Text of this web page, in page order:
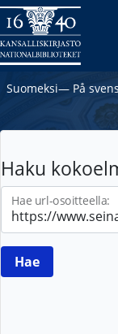
Suomeksi― På
Haku
Hae url-osoitteella: